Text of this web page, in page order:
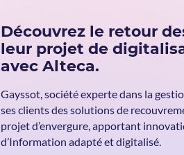
Découvrez le retour
leur projet de
avec Alteca.
Gayssot, société experte dans la
ses clients des solutions de
projet d’envergure, apportant
d’Information adapté et digitalisé.